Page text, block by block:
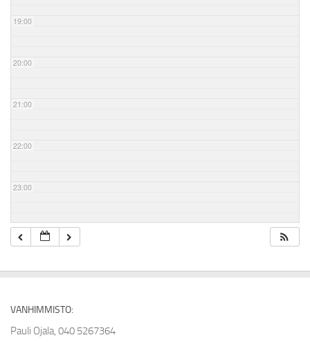
19:00
20:00
21:00
22:00
23:00
VANHIMMISTO:
Pauli Ojala, 040 5267364